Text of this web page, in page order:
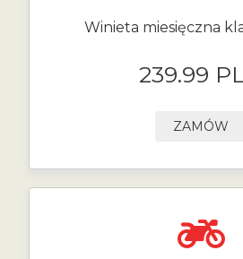
Winieta miesięczna
239.99
ZAMÓW